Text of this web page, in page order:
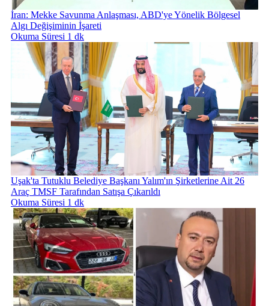
İran: Mekke Savunma Anlaşması, ABD'ye Yönelik Bölgesel
Algı Değişiminin İşareti
Okuma Süresi 1 dk
Uşak'ta Tutuklu Belediye Başkanı Yalım'ın Şirketlerine Ait 26
Araç TMSF Tarafından Satışa Çıkarıldı
Okuma Süresi 1 dk